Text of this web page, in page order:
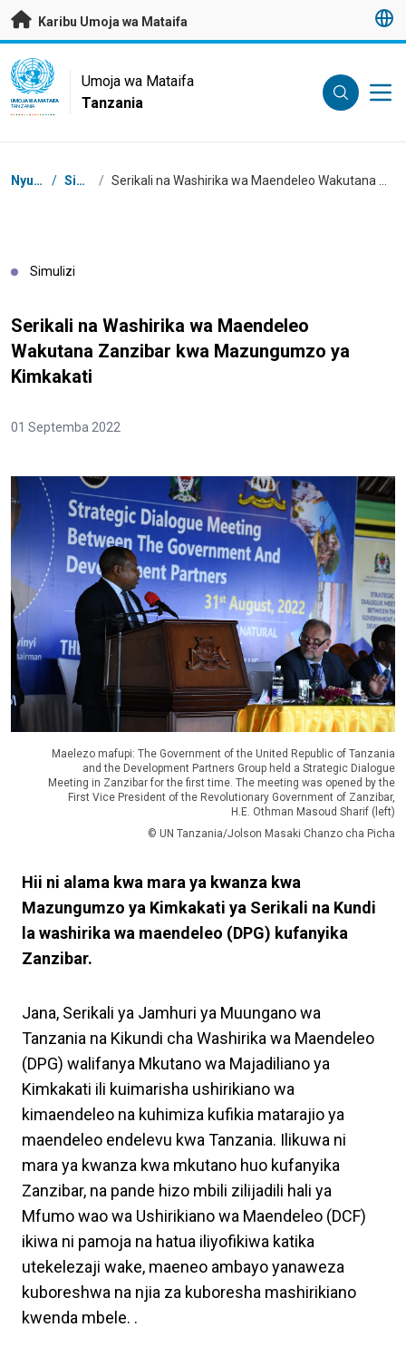
Nenda kwenye maudhui husika
Karibu Umoja wa Mataifa
UN Logo
UMOJA WA MATAIFA
TANZANIA
Umoja wa Mataifa
Tanzania
Masalia
Nyumbani / Simulizi /
Simulizi
Serikali na Washirika wa Maendeleo
Wakutana Zanzibar kwa Mazungumzo ya
Kimkakati
01 Septemba 2022
Maelezo mafupi: The Government of the United Republic of Tanzania
and the Development Partners Group held a Strategic Dialogue
Meeting in Zanzibar for the first time. The meeting was opened by the
First Vice President of the Revolutionary Government of Zanzibar,
H.E. Othman Masoud Sharif (left)
© UN Tanzania/Jolson Masaki Chanzo cha Picha
Hii ni alama kwa mara ya kwanza kwa
Mazungumzo ya Kimkakati ya Serikali na Kundi
la washirika wa maendeleo (DPG) kufanyika
Zanzibar.
Jana, Serikali ya Jamhuri ya Muungano wa
Tanzania na Kikundi cha Washirika wa Maendeleo
(DPG) walifanya Mkutano wa Majadiliano ya
Kimkakati ili kuimarisha ushirikiano wa
kimaendeleo na kuhimiza kufikia matarajio ya
maendeleo endelevu kwa Tanzania. Ilikuwa ni
mara ya kwanza kwa mkutano huo kufanyika
Zanzibar, na pande hizo mbili zilijadili hali ya
Mfumo wao wa Ushirikiano wa Maendeleo (DCF)
ikiwa ni pamoja na hatua iliyofikiwa katika
utekelezaji wake, maeneo ambayo yanaweza
kuboreshwa na njia za kuboresha mashirikiano
kwenda mbele. .